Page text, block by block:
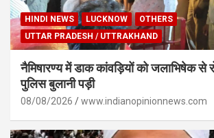
HINDI NEWS LUCKNOW
OTHERS
UTTAR PRADESH / UTTRAKHAND
नैमिषारण्य में डाक कांवड़ियों को जलाभिषेक से
पुलिस बुलानी पड़ी
08/08/2026 www.indianopinionnews.com